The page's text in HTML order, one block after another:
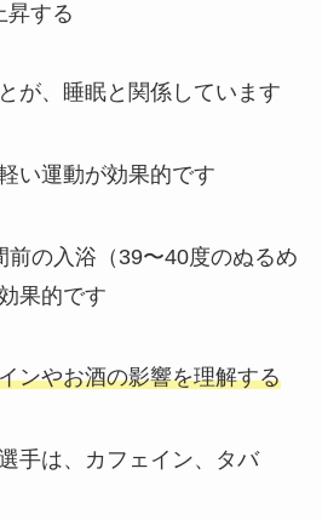
昇する
が、睡眠と関係しています
い運動が効果的です
前の入浴（39〜40度のぬるめ
果的です
ンやお酒の影響を理解する
手は、カフェイン、タバ